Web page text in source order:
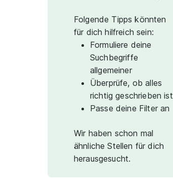
Folgende Tipps könnten
für dich hilfreich sein:
Formuliere deine
Suchbegriffe
allgemeiner
Überprüfe, ob alles
richtig geschrieben ist
Passe deine Filter an
Wir haben schon mal
ähnliche Stellen für dich
herausgesucht.